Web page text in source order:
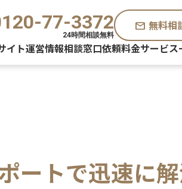
77-3372
24時間相談無料
mail 無料相
イト運営情報相談窓口依頼料金サービス
ートで迅速に